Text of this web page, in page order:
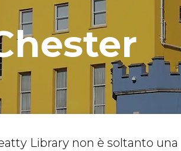
Library non è soltanto una